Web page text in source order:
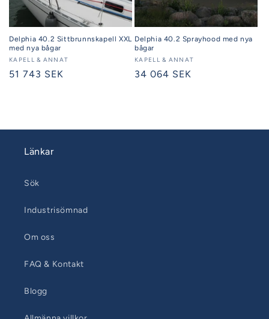
Delphia 40.2 Sittbrunnskapell XXL
med nya bågar
Säljare:
KAPELL & ANNAT
Ordinarie
51 743 SEK
Delphia 40.2 Sprayhood med nya
bågar
Säljare:
KAPELL & ANNAT
Ordinarie
34 064 SEK
Länkar
Sök
Industrisömnad
Om oss
FAQ & Kontakt
Blogg